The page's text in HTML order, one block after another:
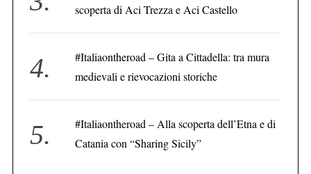
scoperta di Aci Trezza e Aci Castello
#Italiaontheroad – Gita a Cittadella: tra mura
medievali e rievocazioni storiche
#Italiaontheroad – Alla scoperta dell’Etna e di
Catania con “Sharing Sicily”